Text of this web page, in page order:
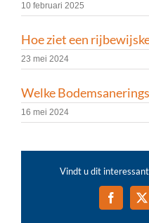
10 februari 2025
Hoe ziet een
23 mei 2024
Welke
16 mei 2024
Vindt u dit
Facebook
X